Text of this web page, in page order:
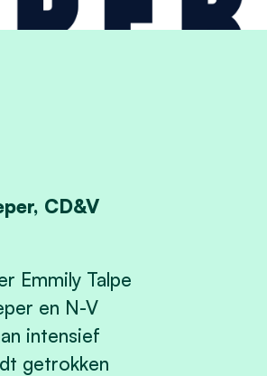
CD&V
Emmily Talpe
en N-V
intensief
getrokken